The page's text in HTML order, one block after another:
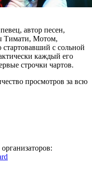
автор песен,
Тимати, Мотом,
с сольной
каждый его
строчки чартов.
просмотров за всю